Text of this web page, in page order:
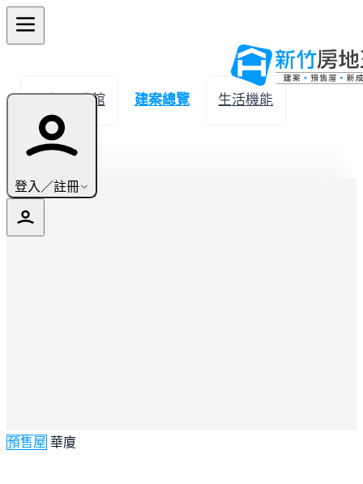
登入／註冊
← 返回公館 建案總覽 生活機能
實價登錄
預售屋 華廈